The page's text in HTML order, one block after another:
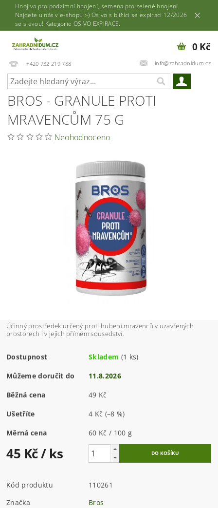
Hnojiva pro podzimní hnojení, semena pro zelené hnojení.
Najdete u nás v e-shopu :-) Osivo s blížící se expirací 12/2026
se slevou! Kategorie OSIVO EXPIRACE.
+420 732 219 788 info@zahradnidum.cz
0 Kč
BROS - GRANULE PROTI
MRAVENCŮM 75 G
Neohodnoceno
Účinný prostředek určený proti hubení mravenců v uzavřených
prostorech i v jejich přímém sousedství.
Dostupnost Skladem (1 ks)
Můžeme doručit do 11.8.2026
Běžná cena 49 Kč
Ušetříte 4 Kč (–8 %)
Měrná cena 60 Kč / 100 g
45 Kč/ ks
Kód produktu
110261
Značka
Bros